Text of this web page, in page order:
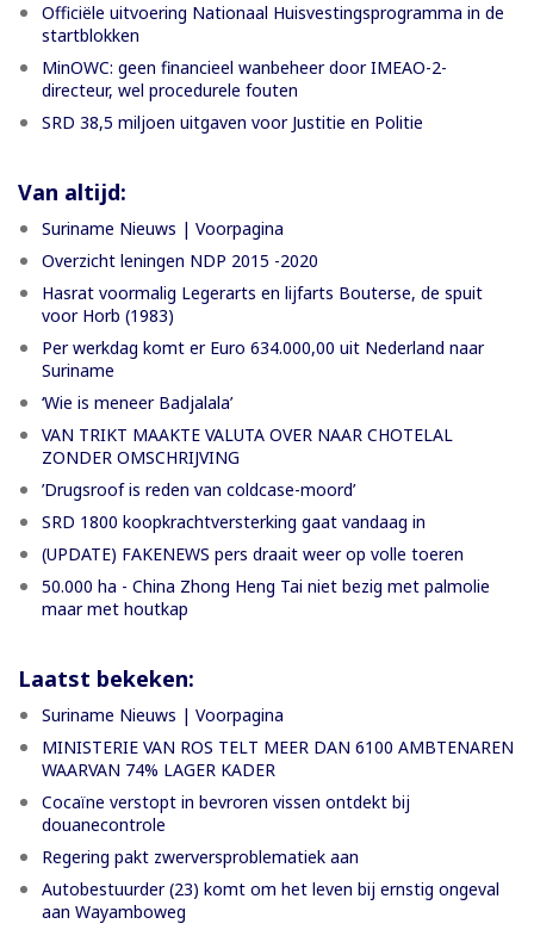
Officiële uitvoering Nationaal Huisvestingsprogramma in de
startblokken
MinOWC: geen financieel wanbeheer door IMEAO-2-
directeur, wel procedurele fouten
SRD 38,5 miljoen uitgaven voor Justitie en Politie
Van altijd:
Suriname Nieuws | Voorpagina
Overzicht leningen NDP 2015 -2020
Hasrat voormalig Legerarts en lijfarts Bouterse, de spuit
voor Horb (1983)
Per werkdag komt er Euro 634.000,00 uit Nederland naar
Suriname
‘Wie is meneer Badjalala’
VAN TRIKT MAAKTE VALUTA OVER NAAR CHOTELAL
ZONDER OMSCHRIJVING
’Drugsroof is reden van coldcase-moord’
SRD 1800 koopkrachtversterking gaat vandaag in
(UPDATE) FAKENEWS pers draait weer op volle toeren
50.000 ha - China Zhong Heng Tai niet bezig met palmolie
maar met houtkap
Laatst bekeken:
Suriname Nieuws | Voorpagina
MINISTERIE VAN ROS TELT MEER DAN 6100 AMBTENAREN
WAARVAN 74% LAGER KADER
Cocaïne verstopt in bevroren vissen ontdekt bij
douanecontrole
Regering pakt zwerversproblematiek aan
Autobestuurder (23) komt om het leven bij ernstig ongeval
aan Wayamboweg